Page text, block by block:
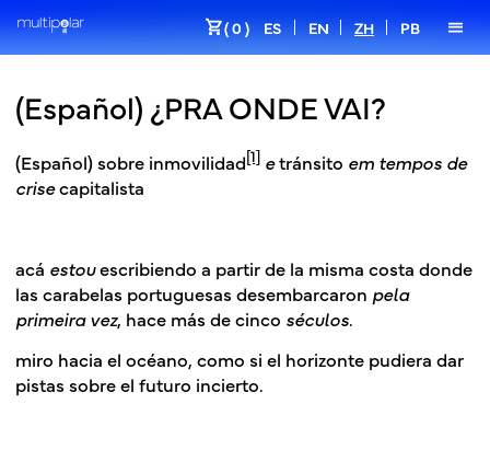
shopping_cart( 0 ) ES EN ZH PB menu
(Español) ¿PRA ONDE VAI?
(Español) sobre inmovilidad[1] etránsito em tempos de
crisecapitalista
acá estouescribiendo a partir de la misma costa donde
las carabelas portuguesas desembarcaron pela
primeira vez, hace más de cinco séculos
miro hacia el océano, como si el horizonte pudiera dar
pistas sobre el futuro incierto.